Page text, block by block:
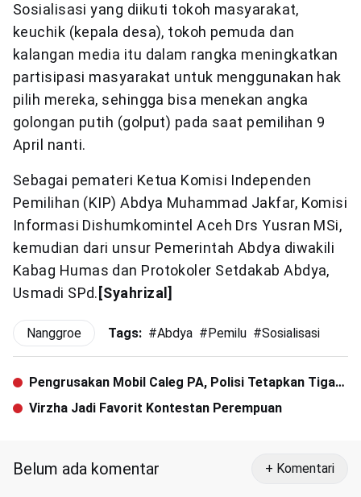
Sosialisasi yang diikuti tokoh masyarakat,
keuchik (kepala desa), tokoh pemuda dan
kalangan media itu dalam rangka meningkatkan
partisipasi masyarakat untuk menggunakan hak
pilih mereka, sehingga bisa menekan angka
golongan putih (golput) pada saat pemilihan 9
April nanti.
Sebagai pemateri Ketua Komisi Independen
Pemilihan (KIP) Abdya Muhammad Jakfar, Komisi
Informasi Dishumkomintel Aceh Drs Yusran MSi,
kemudian dari unsur Pemerintah Abdya diwakili
Kabag Humas dan Protokoler Setdakab Abdya,
Usmadi SPd. [Syahrizal]
Nanggroe Tags: #Abdya #Pemilu #Sosialisasi
Pengrusakan Mobil Caleg PA, Polisi Tetapkan Tiga
Tersangka
Virzha Jadi Favorit Kontestan Perempuan
Belum ada komentar + Komentari